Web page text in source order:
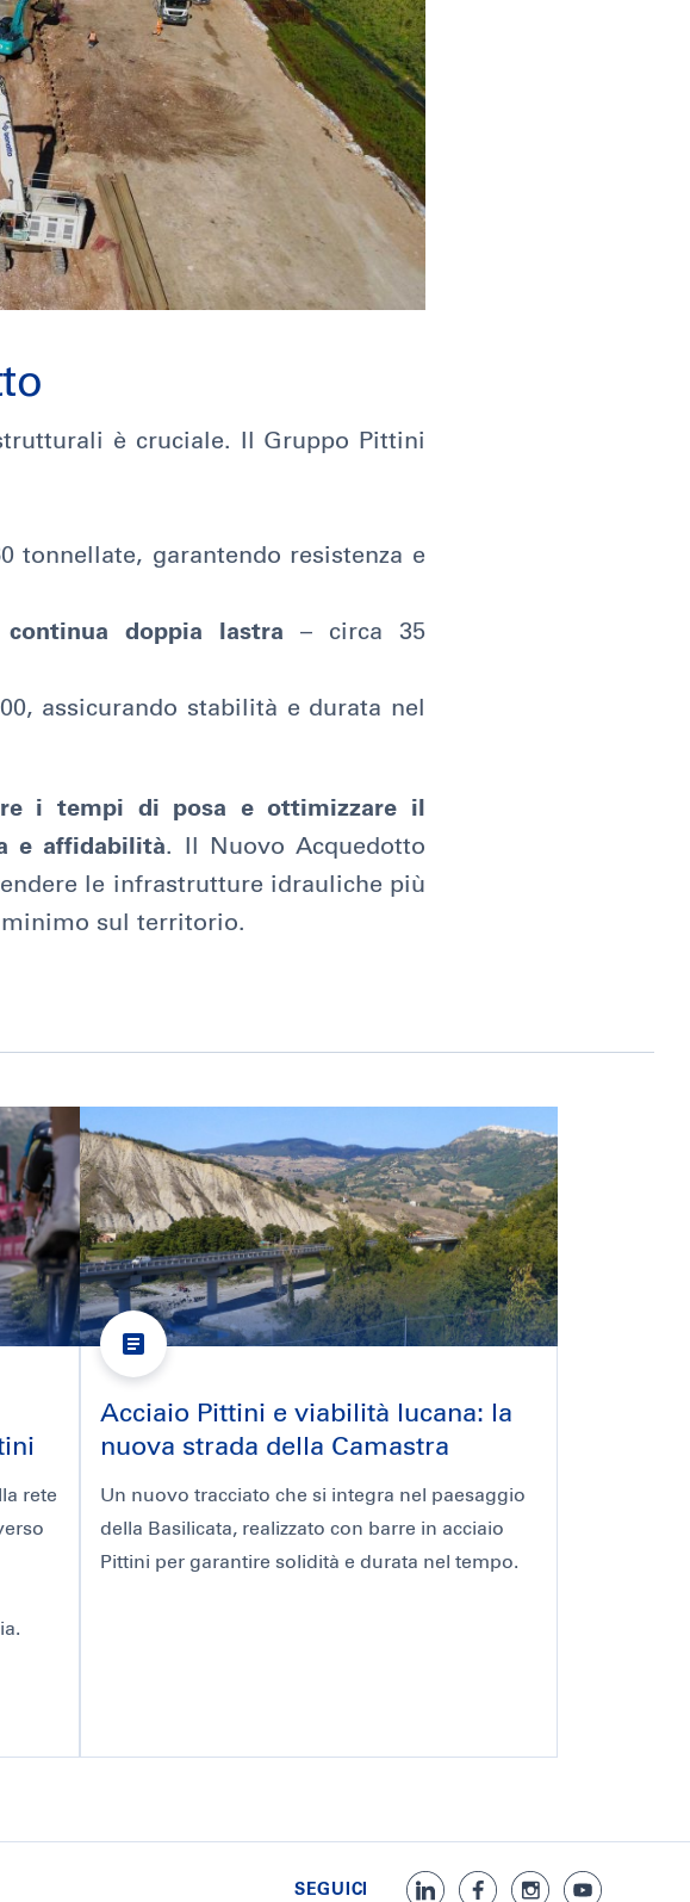
è cruciale. Il Gruppo Pittini
tonnellate, garantendo resistenza e
doppia lastra – circa 35
assicurando stabilità e durata nel
i tempi di posa e ottimizzare il
e affidabilità. Il Nuovo Acquedotto
le infrastrutture idrauliche più
sul territorio.
rete
Acciaio Pittini e viabilità lucana: la
nuova strada della Camastra
Un nuovo tracciato che si integra nel paesaggio
della Basilicata, realizzato con barre in acciaio
Pittini per garantire solidità e durata nel tempo.
SEGUICI